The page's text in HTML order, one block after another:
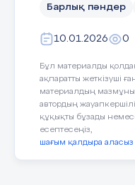
​Болашаққа
өмірлік
отырып,
шұрайын бұзбаса,
болмақ.
Біз болашаққа
деп жүріп,
Барлық пәндер
10.01.2026 0
Бұл материалды
ақпаратты жеткізуші
материалдың
автордың
құқықты бұзады
есептесеңіз,
шағым қалдыра аласыз